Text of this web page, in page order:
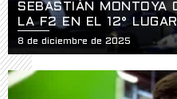
SEBASTIÁN MONTOYA
LA F2 EN EL 12° LUGAR
8 de diciembre de 2025